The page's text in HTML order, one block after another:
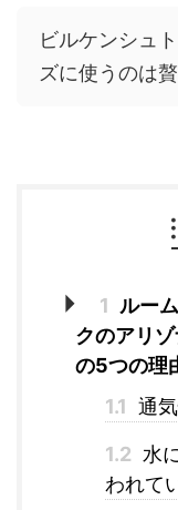
ビルケンシュ
ズに使うのは
1 ルー
クのアリ
の5つの理
1.1 通
1.2 水
われて